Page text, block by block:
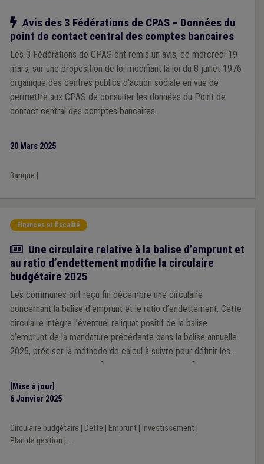
Notre action
Avis des 3 Fédérations de CPAS – Données du
point de contact central des comptes bancaires
Les 3 Fédérations de CPAS ont remis un avis, ce mercredi 19
mars, sur une proposition de loi modifiant la loi du 8 juillet 1976
organique des centres publics d'action sociale en vue de
permettre aux CPAS de consulter les données du Point de
contact central des comptes bancaires.
20 Mars 2025
Banque
Finances et fiscalité
Actualité
Une circulaire relative à la balise d’emprunt et
au ratio d’endettement modifie la circulaire
budgétaire 2025
Les communes ont reçu fin décembre une circulaire
concernant la balise d’emprunt et le ratio d’endettement. Cette
circulaire intègre l’éventuel reliquat positif de la balise
d’emprunt de la mandature précédente dans la balise annuelle
2025, préciser la méthode de calcul à suivre pour définir les
ratios d’endettement et fixe le ratio des charges financières à
15,5 % pour les communes sous plan de gestion.
[Mise à jour]
6 Janvier 2025
Circulaire budgétaire Dette Emprunt| Investissement|
Plan de gestion
...